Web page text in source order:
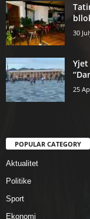
30
25
POPULAR CATEGORY
Aktualitet
Politike
Sport
Ekonomi